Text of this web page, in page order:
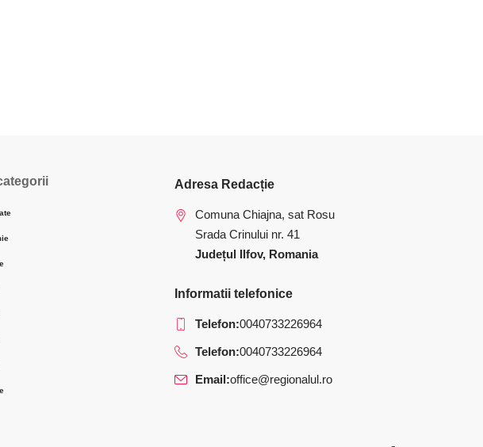
Adresa Redacție
Comuna Chiajna, sat Rosu
Srada Crinului nr. 41
Județul Ilfov, Romania
Informatii telefonice
Telefon:0040733226964
Telefon:0040733226964
Email:office@regionalul.ro